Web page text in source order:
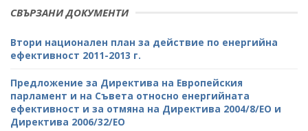
СВЪРЗАНИ ДОКУМЕНТИ
Втори национален план за действие по енергийна
ефективност 2011-2013 г.
Предложение за Директива на Европейския
парламент и на Съвета относно енергийната
ефективност и за отмяна на Директива 2004/8/ЕО и
Директива 2006/32/ЕО